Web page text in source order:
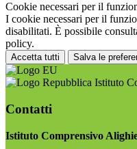
Cookie necessari per il
I cookie necessari per il
disabilitati. È possibile
policy.
Accetta tutti Salva le
Istituto
Contatti
Istituto Comprensivo